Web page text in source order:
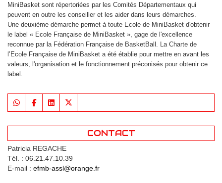
MiniBasket sont répertoriées par les Comités Départementaux qui
peuvent en outre les conseiller et les aider dans leurs démarches.
Une deuxième démarche permet à toute Ecole de MiniBasket d'obtenir
le label « Ecole Française de MiniBasket », gage de l'excellence
reconnue par la Fédération Française de BasketBall. La Charte de
l’Ecole Française de MiniBasket a été établie pour mettre en avant les
valeurs, l'organisation et le fonctionnement préconisés pour obtenir ce
label.
CONTACT
Patricia REGACHE
Tél. : 06.21.47.10.39
E-mail : efmb-assl@orange.fr